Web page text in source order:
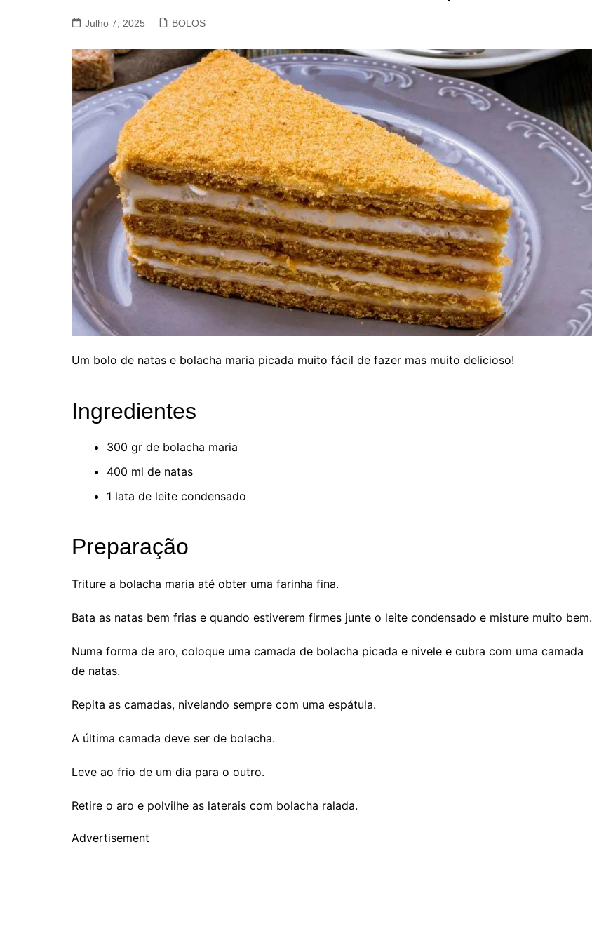
VACA, VITELA, NOVILHO
Julho 7, 2025 BOLOS
Um bolo de natas e bolacha maria picada muito fácil de fazer mas muito delicioso!
Ingredientes
300 gr de bolacha maria
400 ml de natas
1 lata de leite condensado
Preparação
Triture a bolacha maria até obter uma farinha fina.
Bata as natas bem frias e quando estiverem firmes junte o leite condensado e misture muito bem.
Numa forma de aro, coloque uma camada de bolacha picada e nivele e cubra com uma camada
de natas.
Repita as camadas, nivelando sempre com uma espátula.
A última camada deve ser de bolacha.
Leve ao frio de um dia para o outro.
Retire o aro e polvilhe as laterais com bolacha ralada.
Advertisement